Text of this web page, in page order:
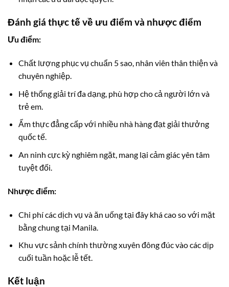
Đánh giá thực tế về ưu điểm và nhược điểm
Ưu điểm:
Chất lượng phục vụ chuẩn 5 sao, nhân viên thân thiện và
chuyên nghiệp.
Hệ thống giải trí đa dạng, phù hợp cho cả người lớn và
trẻ em.
Ẩm thực đẳng cấp với nhiều nhà hàng đạt giải thưởng
quốc tế.
An ninh cực kỳ nghiêm ngặt, mang lại cảm giác yên tâm
tuyệt đối.
Nhược điểm:
Chi phí các dịch vụ và ăn uống tại đây khá cao so với mặt
bằng chung tại Manila.
Khu vực sảnh chính thường xuyên đông đúc vào các dịp
cuối tuần hoặc lễ tết.
Kết luận